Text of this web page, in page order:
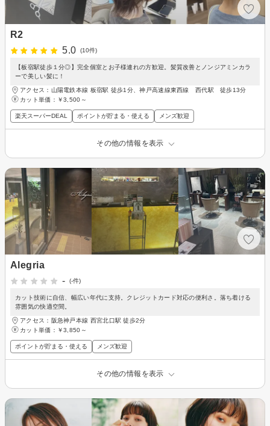
R2
5.0
(10件)
【板宿駅徒歩１分◎】完全個室とお子様連れの方歓迎。髪質改善とノンジアミンカラ
ーで美しい髪に！
アクセス：山陽電鉄本線 板宿駅 徒歩1分、神戸高速線東西線 西代駅 徒歩13分
カット単価： ￥3,500～
楽天スーパーDEAL ポイントが貯まる・使える メンズ歓迎
その他の情報を表示
Alegria
-
(-件)
カット技術に自信、幅広い年代に支持。クレジットカード対応の便利さ。落ち着ける
雰囲気の快適空間。
アクセス：阪急神戸本線 西宮北口駅 徒歩2分
カット単価： ￥3,850～
ポイントが貯まる・使える メンズ歓迎
その他の情報を表示